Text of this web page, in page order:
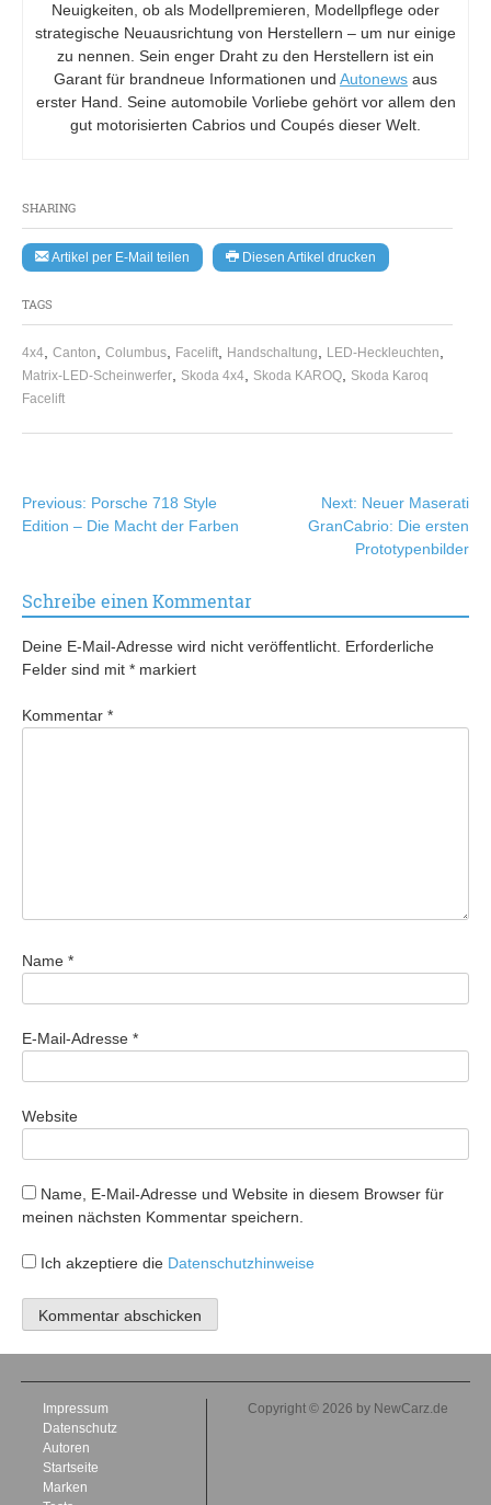
SHARING
Artikel per E-Mail teilen Diesen Artikel drucken
TAGS
4x4 Canton Columbus Facelift Handschaltung LED-Heckleuchten
Matrix-LED-Scheinwerfer Skoda 4x4 Skoda KAROQ
Skoda Karoq
Facelift
Neuigkeiten, ob als Modellpremieren, Modellpflege oder
strategische Neuausrichtung von Herstellern – um nur einige
zu nennen. Sein enger Draht zu den Herstellern ist ein
Garant für brandneue Informationen und Autonews aus
erster Hand. Seine automobile Vorliebe gehört vor allem den
gut motorisierten Cabrios und Coupés dieser Welt.
Beitragsnavigation
Previous: Porsche 718 Style
Edition – Die Macht der Farben
Next: Neuer Maserati
GranCabrio: Die ersten
Prototypenbilder
Schreibe einen Kommentar
Deine E-Mail-Adresse wird nicht veröffentlicht. Erforderliche
Felder sind mit * markiert
Kommentar *
Name *
E-Mail-Adresse *
Website
Name, E-Mail-Adresse und Website in diesem Browser für
meinen nächsten Kommentar speichern.
Ich akzeptiere die Datenschutzhinweise
Impressum
Datenschutz
Autoren
Startseite
Marken
Copyright © 2026 by NewCarz.de